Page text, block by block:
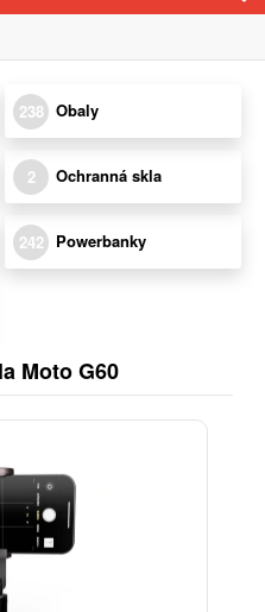
238 Obaly
2 Ochranná skla
242 Powerbanky
Moto G60